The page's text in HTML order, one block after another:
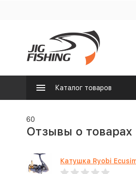
Каталог товаров
60
Отзывы о товарах